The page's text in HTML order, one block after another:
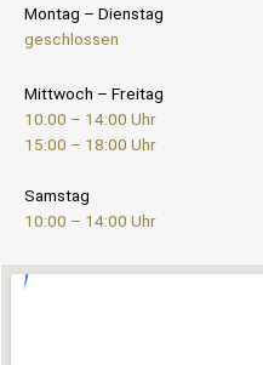
Montag – Dienstag
geschlossen
Mittwoch – Freitag
10:00 – 14:00 Uhr
15:00 – 18:00 Uhr
Samstag
10:00 – 14:00 Uhr